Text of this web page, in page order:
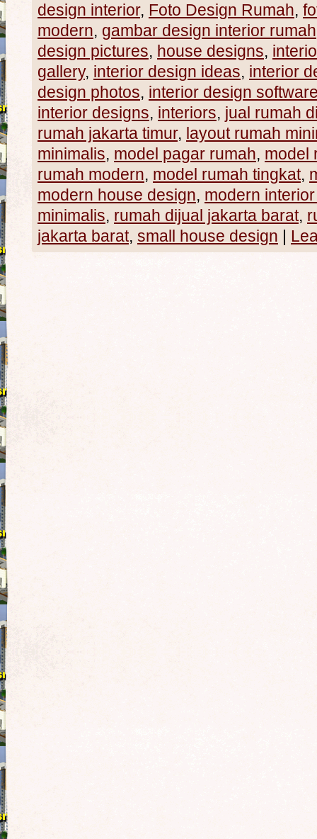
design interior, Foto Design Rumah,
modern, gambar design interior rumah
design pictures, house designs,
gallery, interior design ideas, interior
design photos, interior design
interior designs, interiors, jual rumah
rumah jakarta timur, layout rumah
minimalis, model pagar rumah, model
rumah modern, model rumah tingkat,
modern house design, modern
minimalis, rumah dijual jakarta barat,
jakarta barat, small house design |